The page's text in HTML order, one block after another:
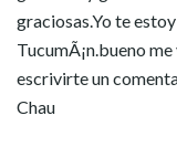
graciosas.Yo te
TucumÃ¡n.bueno
escrivirte un
Chau